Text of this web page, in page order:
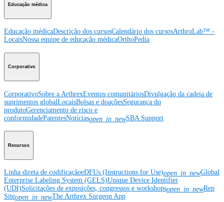
Educação médica
Educação médicaDescrição dos cursosCalendário dos cursosArthroLab™ -
LocaisNossa equipe de educação médicaOrthoPedia
Corporativo
CorporativoSobre a ArthrexEventos comunitáriosDivulgação da cadeia de
suprimentos globalLocaisBolsas e doaçõesSegurança do
produtoGerenciamento de risco e
conformidadePatentesNotíciasopen_in_newSBA Support
Recursos
Linha direta de codificaçãoeDFUs (Instructions for Use)open_in_newGlobal
Enterprise Labeling System (GELS)Unique Device Identifier
(UDI)Solicitações de exposições, congressos e workshopsopen_in_newRep
Siteopen_in_newThe Arthrex Surgeon App